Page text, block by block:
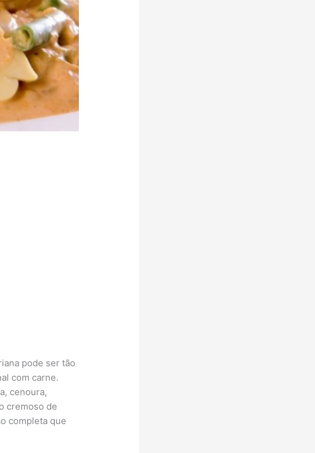
pode ser tão
com carne.
cenoura,
cremoso de
completa que